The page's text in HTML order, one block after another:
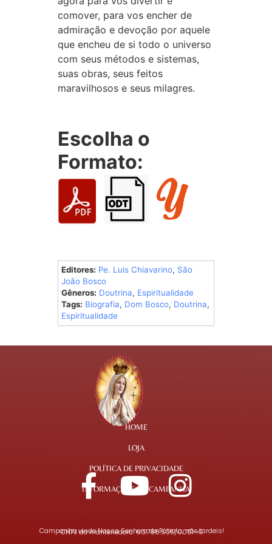
comover, para vos encher de
admiração e devoção por aquele
que encheu de si todo o universo
com seus métodos e sistemas,
suas obras, seus feitos
maravilhosos e seus milagres.
Escolha o
Formato:
Editores: Pe. Luis Chiavarino, São
João Bosco
Gêneros: Doutrina, Espiritualidade
Tags: Biografia, Dom Bosco, Doutrina,
Espiritualidade
HOME
LOJA
POLÍTICA DE PRIVACIDADE
INFORMAÇÕES DA CAMPANHA
Campanha vinde Nossa Senhora de Fátima, não tardeis!
CNPJ da mantenedora: 60.758.505/0001-41